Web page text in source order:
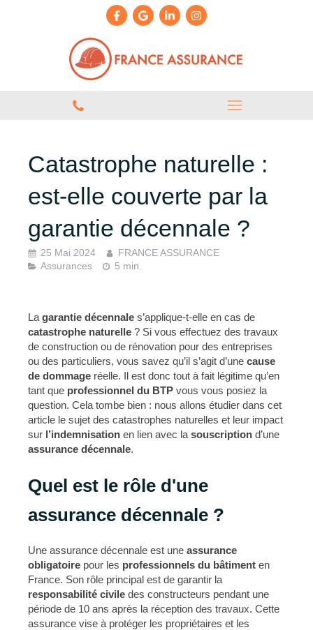
Catastrophe naturelle :
est-elle couverte par la
garantie décennale ?
25 Mai 2024
FRANCE ASSURANCE
Assurances
5 min.
La garantie décennale s’applique-t-elle en cas de
catastrophe naturelle ? Si vous effectuez des travaux
de construction ou de rénovation pour des entreprises
ou des particuliers, vous savez qu’il s’agit d’une cause
de dommage réelle. Il est donc tout à fait légitime qu’en
tant que professionnel du BTP vous vous posiez la
question. Cela tombe bien : nous allons étudier dans cet
article le sujet des catastrophes naturelles et leur impact
sur l’indemnisation en lien avec la souscription d’une
assurance décennale.
Quel est le rôle d'une
assurance décennale ?
Une assurance décennale est une assurance
obligatoire pour les professionnels du bâtiment en
France. Son rôle principal est de garantir la
responsabilité civile des constructeurs pendant une
période de 10 ans après la réception des travaux. Cette
assurance vise à protéger les propriétaires et les